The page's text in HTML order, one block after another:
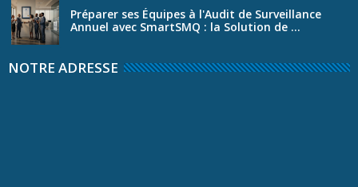
Préparer ses Équipes à l'Audit de Surveillance
Annuel avec SmartSMQ : la Solution de ...
NOTRE ADRESSE